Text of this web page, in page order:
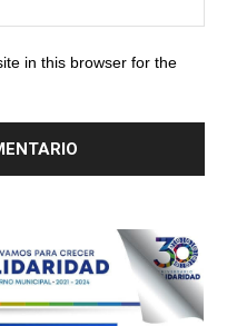
in this browser for the